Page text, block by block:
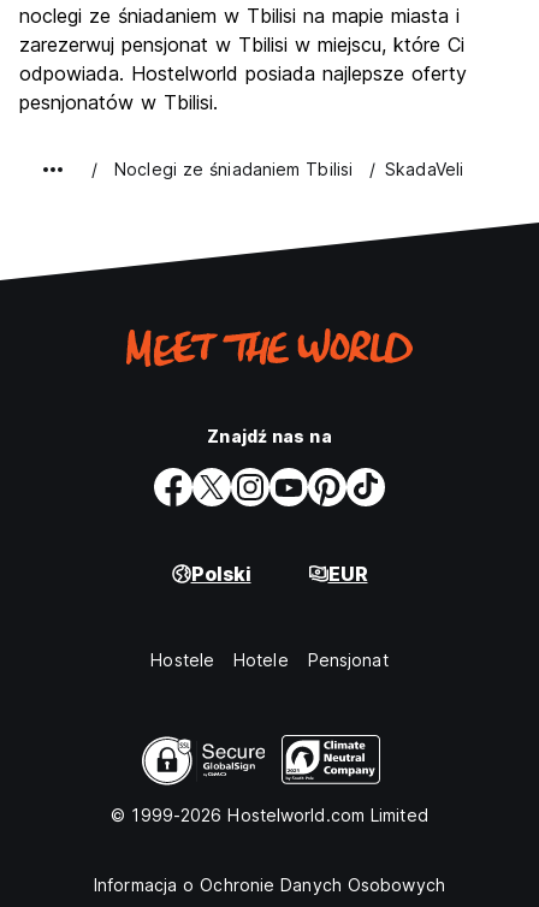
Najlepsza wartość
noclegi ze śniadaniem w Tbilisi na mapie miasta i
zarezerwuj pensjonat w Tbilisi w miejscu, które Ci
odpowiada. Hostelworld posiada najlepsze oferty
pesnjonatów w Tbilisi.
Noclegi ze śniadaniem Tbilisi SkadaVeli
Znajdź nas na
Polski EUR
Hostele Hotele Pensjonat
© 1999-2026 Hostelworld.com Limited
Informacja o Ochronie Danych Osobowych